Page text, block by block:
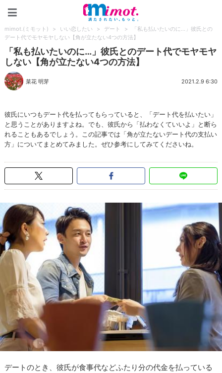
mimot.(ミモット) > いい恋したい > デート >
「私も払いたいのに…」彼氏との
デート代でモヤモヤしない【角が立たない4つの方法】
「私も払いたいのに…」彼氏とのデート代でモヤモヤ
しない【角が立たない4つの方法】
菜花 明芽 2021.2.9 6:30
彼氏にいつもデート代を払ってもらっていると、「デート代を払いたい」
と思うことがありますよね。でも、彼氏から「払わなくていいよ」と断ら
れることもあるでしょう。この記事では「角が立たないデート代の支払い
方」についてまとめてみました。ぜひ参考にしてみてくださいね。
デートのとき、彼氏が食事代などふたり分の代金を払っている